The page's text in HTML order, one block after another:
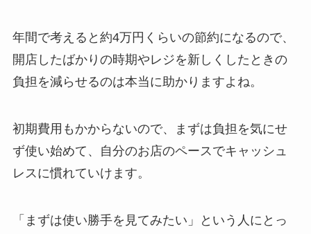
年間で考えると約4万円くらいの節約になるので、
開店したばかりの時期やレジを新しくしたときの
負担を減らせるのは本当に助かりますよね。
初期費用もかからないので、まずは負担を気にせ
ず使い始めて、自分のお店のペースでキャッシュ
レスに慣れていけます。
「まずは使い勝手を見てみたい」という人にとっ